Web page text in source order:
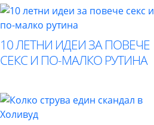
10 ЛЕТНИ ИДЕИ ЗА ПОВЕЧЕ
СЕКС И ПО-МАЛКО РУТИНА